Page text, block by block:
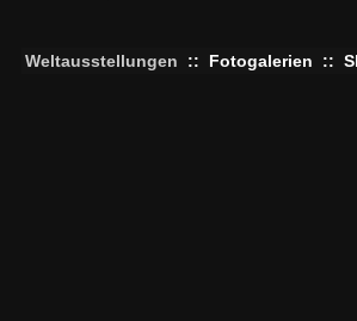
Weltausstellungen :: Fotogalerien ::